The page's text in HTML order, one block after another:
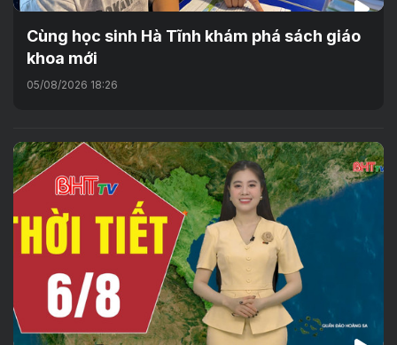
Cùng học sinh Hà Tĩnh khám phá sách giáo
khoa mới
05/08/2026 18:26